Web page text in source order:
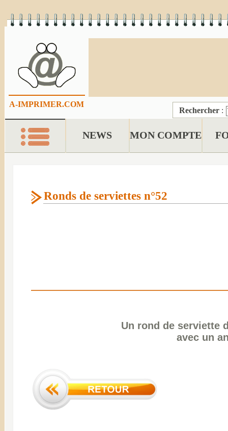
A-IMPRIMER.COM
Rechercher :
NEWS MON COMPTE
Ronds de serviettes n°52
Un rond de serviette
avec un